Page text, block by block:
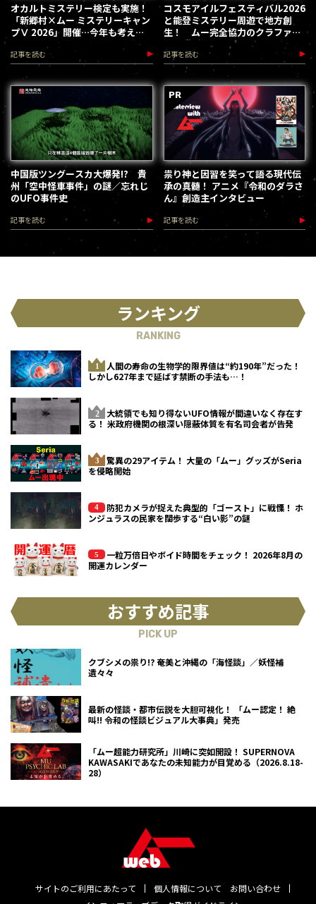
オカルトミステリー検定も実施！
「新郷村×ムー ミステリーキャン
プⅤ 2026」開催…今年も考える
な、踊れ！（2026.9.12）
記事を読む
コスモアイルフェスティバル2026
と能登ミステリー周遊で地方創
生！ ムー完全協力のクラファン
第３弾が始動
記事を読む
中国版ツングースカ大爆発!? 貴
州「空中怪車事件」の謎／忘れじ
のUFO事件史
記事を読む
祟り神と因習を笑って語る現代伝
承の真髄！ アニメ『令和のダラさ
ん』創造主インタビュー
記事を読む
ランキング
RANKING
人間の寿命の生物学的限界値は“約190年”だった！
しかし627年まで延ばす禁断の手法も…！
大統領でも知り得ないUFO情報が間違いなく存在す
る！ 米政府機関の根深い隠蔽体質を有名司会者が告発
驚異の29アイテム！ 大量の「ムー」グッズがSeria
を侵略開始
防犯カメラが捉えた典型的「ゴースト」に戦慄！ ホ
ンジュラスの民家を闊歩する“白い影”の謎
一粒万倍日やボイド時間をチェック！ 2026年8月の
開運カレンダー
おすすめ記事
PICK UP
クブシメの祟り!? 奄美と沖縄の「海怪談」／妖怪補
遺々々
最新の怪談・都市伝説を大胆可視化！ 「ムー認定！ 絶
叫!! 令和の怪談ビジュアル大事典」発売
「ムー超能力研究所」川崎に突如開設！ SUPERNOVA
KAWASAKIであなたの未知能力が目覚める（2026.8.18-
28）
サイトのご利用にあたって 個人情報について
お問い合わせ